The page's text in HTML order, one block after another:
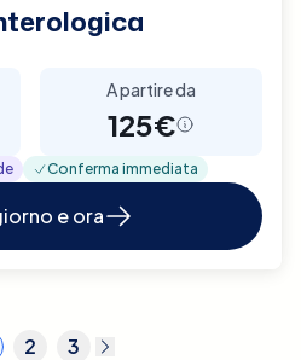
A partire da
125€
Conferma immediata
e ora
2 3